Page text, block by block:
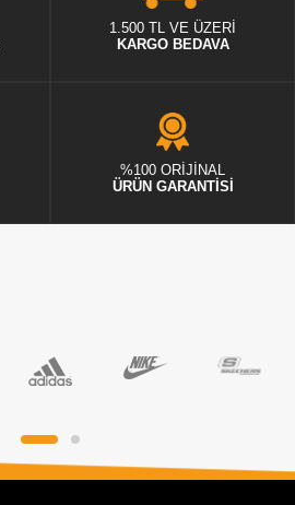
1.500 TL VE ÜZERİ
KARGO BEDAVA
%100 ORİJİNAL
ÜRÜN GARANTİSİ